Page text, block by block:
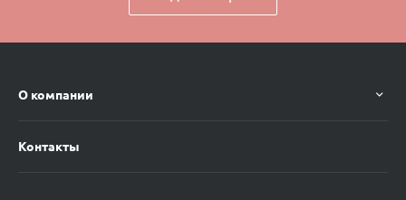
О компании
Контакты